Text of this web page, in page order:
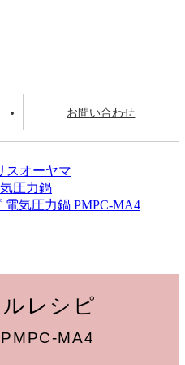
お問い合わせ
スオーヤマ
圧力鍋
電気圧力鍋 PMPC-MA4
レシピ
MA4